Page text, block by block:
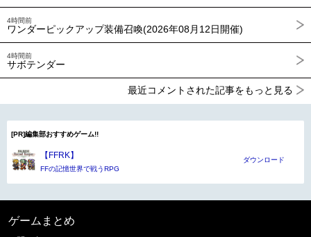
4時間前
ワンダーピックアップ装備召喚(2026年08月12日開催)
4時間前
サボテンダー
最近コメントされた記事をもっと見る
[PR]編集部おすすめゲーム!!
【FFRK】
FFの記憶世界で戦うRPG
ダウンロード
ゲームまとめ